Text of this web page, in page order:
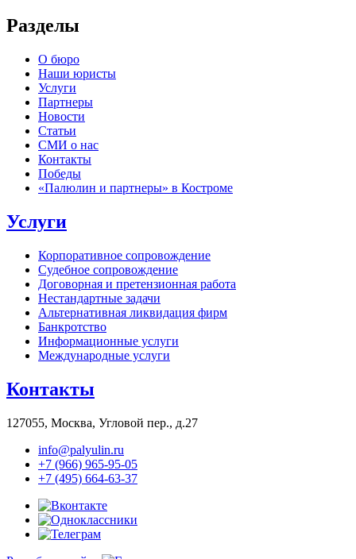
Разделы
О бюро
Наши юристы
Услуги
Партнеры
Новости
Статьи
СМИ о нас
Контакты
Победы
«Палюлин и партнеры» в Костроме
Услуги
Корпоративное сопровождение
Судебное сопровождение
Договорная и претензионная работа
Нестандартные задачи
Альтернативная ликвидация фирм
Банкротство
Информационные услуги
Международные услуги
Контакты
127055, Москва, Угловой пер., д.27
info@palyulin.ru
+7 (966) 965-95-05
+7 (495) 664-63-37